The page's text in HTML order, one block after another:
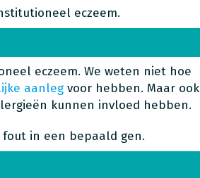
eczeem.
eczeem. We weten niet hoe
aanlegvoor hebben. Maar ook
kunnen invloed hebben.
fout in een bepaald gen.